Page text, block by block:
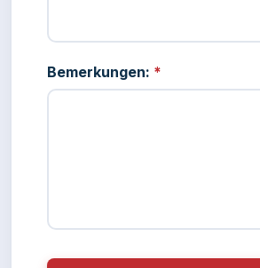
Bemerkungen: *